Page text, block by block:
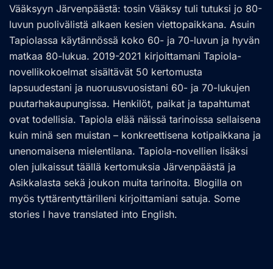
Vääksyyn Järvenpäästä: tosin Vääksy tuli tutuksi jo 80-
luvun puolivälistä alkaen kesien viettopaikkana. Asuin
Tapiolassa käytännössä koko 60- ja 70-luvun ja hyvän
matkaa 80-lukua. 2019-2021 kirjoittamani Tapiola-
novellikokoelmat sisältävät 50 kertomusta
lapsuudestani ja nuoruusvuosistani 60- ja 70-lukujen
puutarhakaupungissa. Henkilöt, paikat ja tapahtumat
ovat todellisia. Tapiola elää näissä tarinoissa sellaisena
kuin minä sen muistan – konkreettisena kotipaikkana ja
unenomaisena mielentilana. Tapiola-novellien lisäksi
olen julkaissut täällä kertomuksia Järvenpäästä ja
Asikkalasta sekä joukon muita tarinoita. Blogilla on
myös tyttärentyttärilleni kirjoittamiani satuja. Some
stories I have translated into English.